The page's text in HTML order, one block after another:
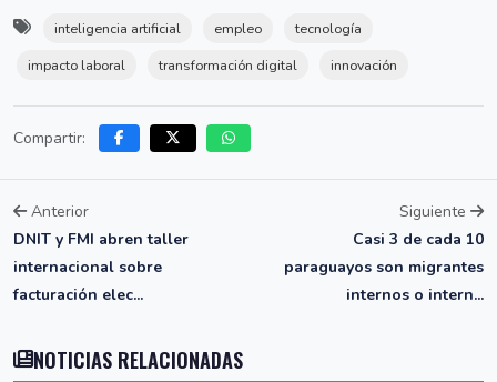
inteligencia artificial empleo
tecnología
impacto laboral
transformación digital innovación
Compartir:
Anterior
DNIT y FMI abren taller
internacional sobre
facturación elec...
Siguiente
Casi 3 de cada 10
paraguayos son migrantes
internos o intern...
NOTICIAS RELACIONADAS